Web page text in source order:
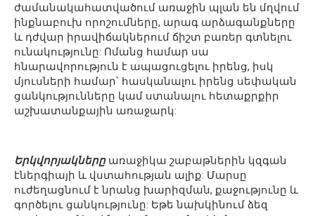
ժամանակահատվածում առաջին պլան են մղվում
ինքնաբուխ որոշումները, արագ արձագանքները
և դժվար իրավիճակներում ճիշտ բառեր գտնելու
ունակությունը: Ոմանց համար սա
հնարավորություն է ապացուցելու իրենց, իսկ
մյուսների համար՝ հասկանալու իրենց սեփական
ցանկությունները կամ ստանալու հետաքրքիր
աշխատանքային առաջարկ:
Երկվորյակներըառաջիկա շաբաթներին կզգան
էներգիայի և վստահության ալիք: Մարսը
ուժեղացնում է նրանց խարիզման, քաջությունը և
գործելու ցանկությունը: Եթե նախկինում ձեզ